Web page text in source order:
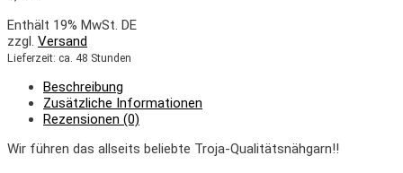
Enthält 19% MwSt. DE
zzgl. Versand
Lieferzeit: ca. 48 Stunden
Beschreibung
Zusätzliche Informationen
Rezensionen (0)
Wir führen das allseits beliebte Troja-Qualitätsnähgarn!!